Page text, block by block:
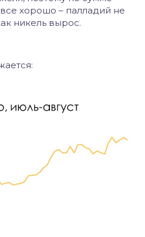
хорошо – палладий не
никель вырос.